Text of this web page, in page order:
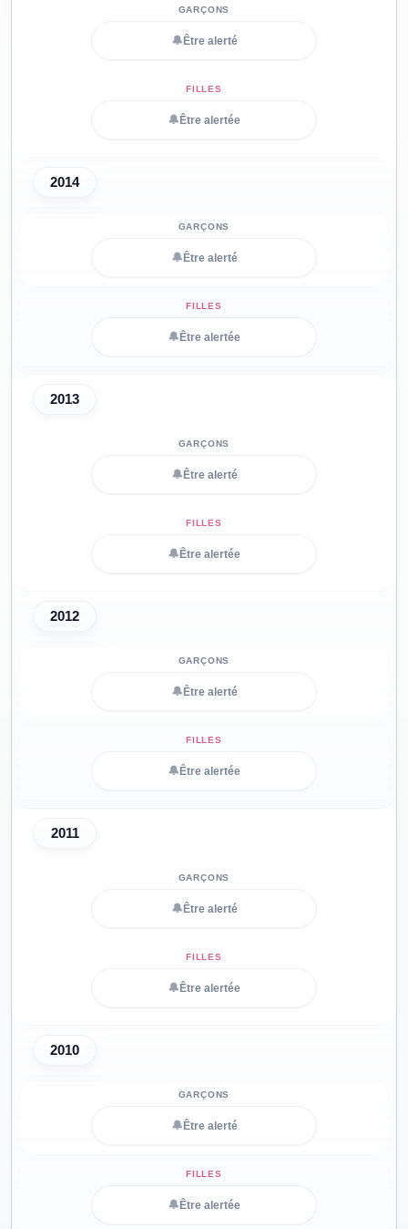
🔔 Être alerté
🔔 Être alertée
2014
🔔 Être alerté
🔔 Être alertée
2013
🔔 Être alerté
🔔 Être alertée
2012
🔔 Être alerté
🔔 Être alertée
2011
🔔 Être alerté
🔔 Être alertée
2010
🔔 Être alerté
🔔 Être alertée